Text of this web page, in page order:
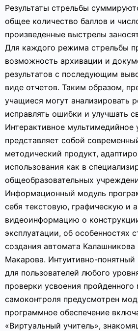
Результаты стрельбы
общее количество баллов и
произведенные выстрелы
Для каждого режима стрельбы
возможность архивации и
результатов с последующим
виде отчетов. Таким образом,
учащиеся могут анализировать
исправлять ошибки и улучшать
Интерактивное мультимедийное
представляет собой
методический продукт,
использования как в
общеобразовательных
Информационный модуль
себя текстовую, графическую и
видеоинформацию о
эксплуатации, об особенностях
создания автомата Калашникова
Макарова. Интуитивно-понятный
для пользователей любого
проверки усвоения пройденного
самоконтроля предусмотрен
программное обеспечение
«Виртуальный учитель»,